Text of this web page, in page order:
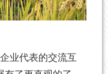
业代表的交流互